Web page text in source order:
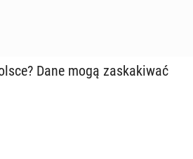
Dane mogą za­ska­ki­wać